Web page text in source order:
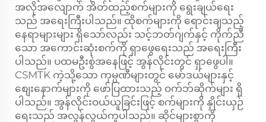
အလိုအလျောက် အိတ်ထည့်စက်များကို ရွေးချယ်ရေး
သည် အရေးကြီးပါသည်။ ထိုစက်များကို ရောင်းချသည့်
နေရာများများ ရှိသော်လည်း သင့်ဘတ်ဂျက်နှင့် ကိုက်ညီ
သော အကောင်းဆုံးစက်ကို ရှာဖွေရေးသည် အရေးကြီး
ပါသည်။ ပထမဦးစွဲအနေဖြင့် အွန်လိုင်းတွင် ရှာဖွေပါ။
CSMTK ကဲ့သို့သော ကုမ္ပဏီများတွင် မော်ဒယ်များနှင့်
စျေးနောက်များကို ဖော်ပြထားသည့် ဝက်ဘ်ဆိုက်များ ရှိ
ပါသည်။ အွန်လိုင်းဝယ်ယူခြင်းဖြင့် စက်များကို နှိုင်းယှဉ်
ရေးသည် အလွန်လွယ်ကူပါသည်။ ဆိုင်များစွာကို